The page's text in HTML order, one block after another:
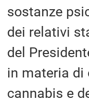
sostanze
dei relativi
del
in materia di
cannabis e